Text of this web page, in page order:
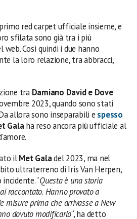
red carpet ufficiale insieme, e
sfilata sono già tra i più
Così quindi i due hanno
la loro relazione, tra abbracci,
tra Damiano David e Dove
2023, quando sono stati
allora sono inseparabili e spesso
Galaha reso ancora più ufficiale al
ilMet Galadel 2023, ma nel
ultraterreno di Iris Van Herpen,
“Questa è una storia
raccontato. Hanno provato a
misure prima che arrivasse a New
dovuto modificarlo“, ha detto